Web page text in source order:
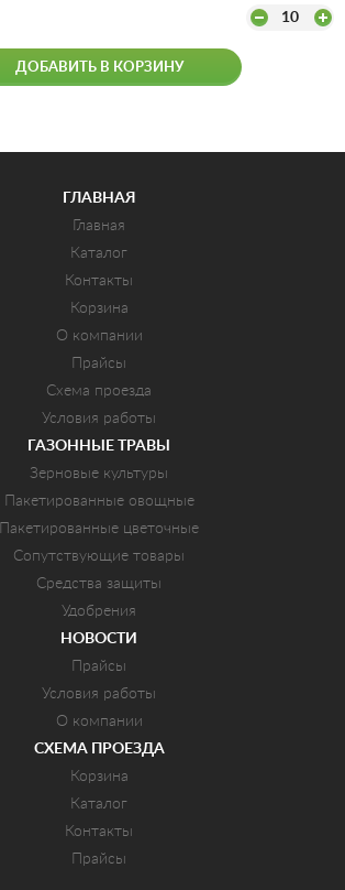
10
ДОБАВИТЬ В КОРЗИНУ
ГЛАВНАЯ
Главная
Каталог
Контакты
Корзина
О компании
Прайсы
Схема проезда
Условия работы
ГАЗОННЫЕ ТРАВЫ
Зерновые культуры
Пакетированные овощные
Пакетированные цветочные
Сопутствующие товары
Средства защиты
Удобрения
НОВОСТИ
Прайсы
Условия работы
О компании
СХЕМА ПРОЕЗДА
Корзина
Каталог
Контакты
Прайсы